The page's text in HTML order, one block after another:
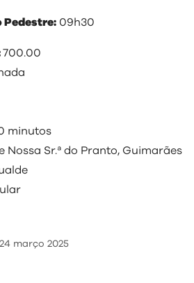
Pedestre: 09h30
700.00
minutos
Nossa Sr.ª do Pranto, Guimarães
24 março 2025